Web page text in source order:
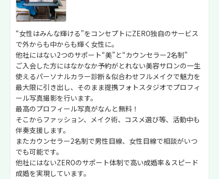
“女性はみんな輝ける”をコンセプトにZERO独自のサービス
で外からも中からも輝く女性に。
他社にはない2つのサポート“美”と“カウンセラー2名制”
ご入会した方にはなかなか予約がとれない美容サロンの一生
使えるパーソナルカラー診断＆似合わせフルメイクで魅力を
最大限に引き出し、そのまま提携フォトスタジオでプロフィ
ール写真撮影を行います。
最高のプロフィール写真がなんと無料！
そこからファッション、メイク術、コスメ選び等、活動中も
伴奏支援します。
またカウンセラー2名制で男性目線、女性目線で相談がいつ
でも可能です。
他社にはないZEROのサポート体制で高い成婚率＆スピード
成婚を実現しています。